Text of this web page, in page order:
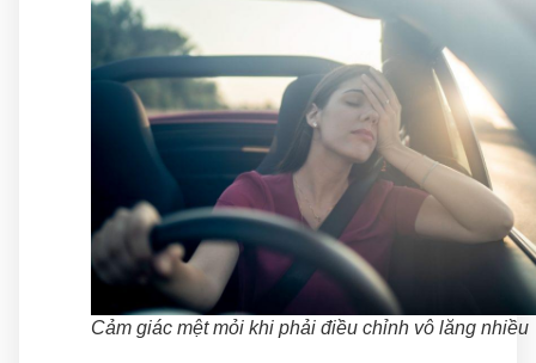
Cảm giác mệt mỏi khi phải điều chỉnh vô lăng nhiều